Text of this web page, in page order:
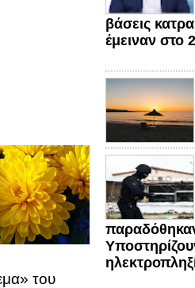
του
βάσεις
έμειναν στο